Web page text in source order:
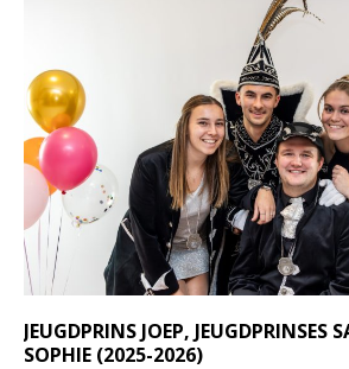
JEUGDPRINS JOEP, JEUGDPRINSES
SOPHIE (2025-2026)